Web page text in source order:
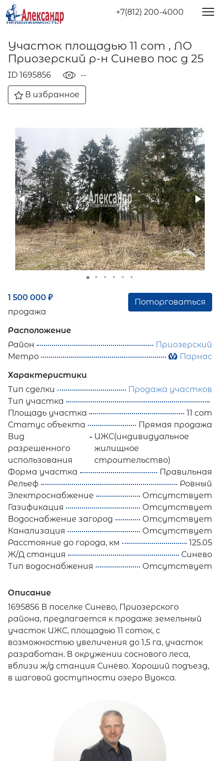
+7(812) 200-4000
Участок площадью 11 сот , ЛО
Приозерский р-н Синево пос д 25
ID 1695856 --
В избранное
1 500 000 ₽
продажа
Поторговаться
Расположение
Район
Приозерский
Метро
Парнас
Характеристики
Тип сделки
Продажа участков
Тип участка
Площадь участка
11 сот
Статус объекта
Прямая продажа
Вид
разрешенного
использования
ИЖС(индивидуальное
жилищное
строительство)
Форма участка
Правильная
Рельеф
Ровный
Электроснабжение
Отсутствует
Газификация
Отсутствует
Водоснабжение загород
Отсутствует
Канализация
Отсутствует
Расстояние до города, км
125.05
Ж/Д станция
Синево
Тип водоснабжения
Отсутствует
Описание
1695856 В поселке Синево, Приозерского
района, предлагается к продаже земельный
участок ИЖС, площадью 11 соток, с
возможностью увеличения до 1,5 га, участок
разработан. В окружении соснового леса,
вблизи ж/д станция Синёво. Хороший подъезд,
в шаговой доступности озеро Вуокса.